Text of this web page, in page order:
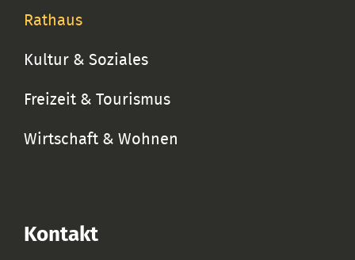
Rathaus
Kultur & Soziales
Freizeit & Tourismus
Wirtschaft & Wohnen
Kontakt